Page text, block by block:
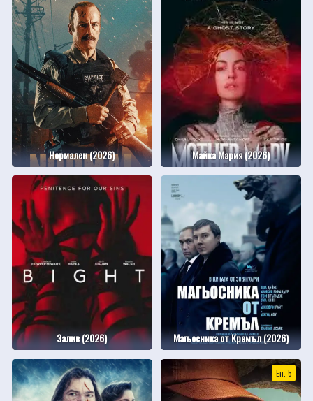
Нормален (2026) Майка Мария (2026)
Залив (2026) Магьосника от Кремъл (2026)
Еп. 5